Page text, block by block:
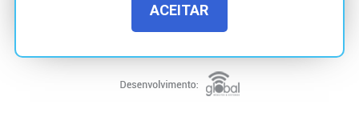
ACEITAR
Rua Coelho Neto, 73, Vila São Paulo, Araçatuba - SP, CEP: